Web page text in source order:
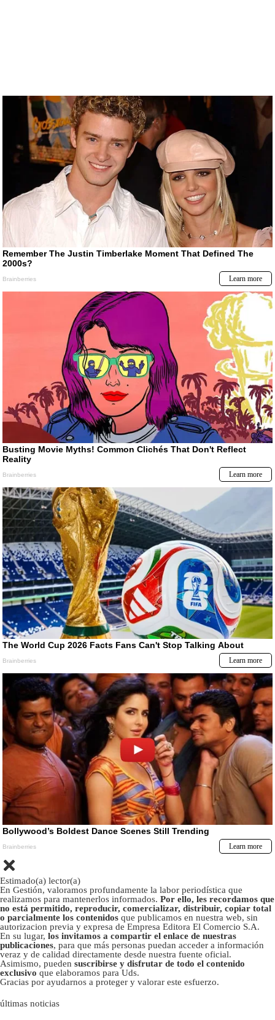
Estimado(a) lector(a)
En Gestión, valoramos profundamente la labor periodística que
realizamos para mantenerlos informados. Por ello, les recordamos que
no está permitido, reproducir, comercializar, distribuir, copiar total
o parcialmente los contenidos que publicamos en nuestra web, sin
autorizacion previa y expresa de Empresa Editora El Comercio S.A.
En su lugar, los invitamos a compartir el enlace de nuestras
publicaciones, para que más personas puedan acceder a información
veraz y de calidad directamente desde nuestra fuente oficial.
Asimismo, pueden suscribirse y disfrutar de todo el contenido
exclusivo que elaboramos para Uds.
Gracias por ayudarnos a proteger y valorar este esfuerzo.
últimas noticias